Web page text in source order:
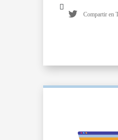
Compartir en